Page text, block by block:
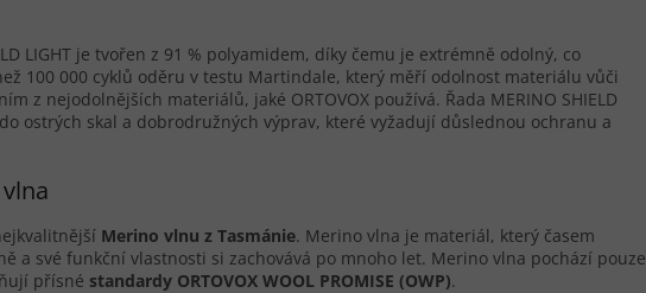
LIGHT je tvořen z 91 % polyamidem, díky čemu je extrémně odolný, co
100 000 cyklů oděru v testu Martindale, který měří odolnost materiálu vůči
z nejodolnějších materiálů, jaké ORTOVOX používá. Řada MERINO SHIELD
ostrých skal a dobrodružných výprav, které vyžadují důslednou ochranu a
Merino vlnu z Tasmánie. Merino vlna je materiál, který časem
a své funkční vlastnosti si zachovává po mnoho let. Merino vlna pochází pouze
přísné standardy ORTOVOX WOOL PROMISE (OWP).